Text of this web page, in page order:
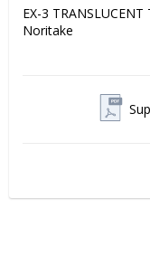
EX-3
Noritake